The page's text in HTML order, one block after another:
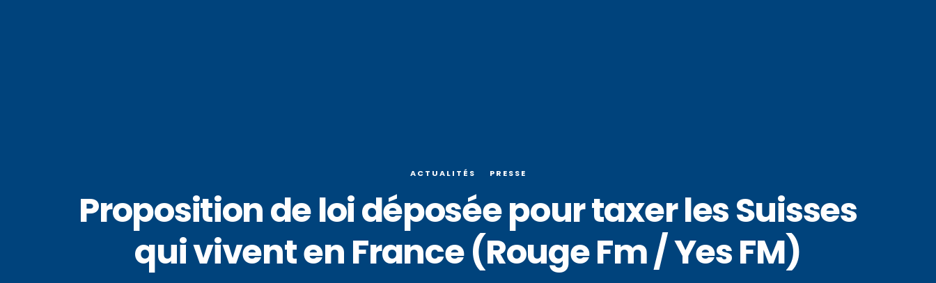
ACTUALITÉS PRESSE
Proposition de loi déposée pour taxer les Suisses
qui vivent en France (Rouge Fm / Yes FM)